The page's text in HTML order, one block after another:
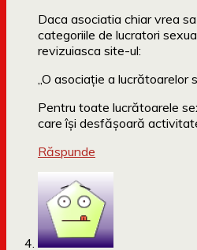
Daca asociatia chiar vrea
categoriile de lucratori
revizuiasca site-ul:
„O asociație a lucrătoarelor
Pentru toate lucrătoarele
care își desfășoară
Răspunde